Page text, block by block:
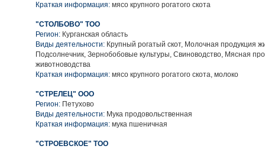
Краткая информация: мясо крупного рогатого скота
"СТОЛБОВО" ТОО
Регион: Курганская область
Виды деятельности: Крупный рогатый скот, Молочная продукция
Подсолнечник, Зернобобовые культуры, Свиноводство, Мясная
животноводства
Краткая информация: мясо крупного рогатого скота, молоко
"СТРЕЛЕЦ" ООО
Регион: Петухово
Виды деятельности: Мука продовольственная
Краткая информация: мука пшеничная
"СТРОЕВСКОЕ" ТОО